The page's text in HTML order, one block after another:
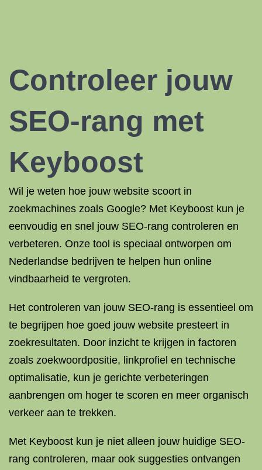
Controleer jouw
SEO-rang met
Keyboost
Wil je weten hoe jouw website scoort in
zoekmachines zoals Google? Met Keyboost kun je
eenvoudig en snel jouw SEO-rang controleren en
verbeteren. Onze tool is speciaal ontworpen om
Nederlandse bedrijven te helpen hun online
vindbaarheid te vergroten.
Het controleren van jouw SEO-rang is essentieel om
te begrijpen hoe goed jouw website presteert in
zoekresultaten. Door inzicht te krijgen in factoren
zoals zoekwoordpositie, linkprofiel en technische
optimalisatie, kun je gerichte verbeteringen
aanbrengen om hoger te scoren en meer organisch
verkeer aan te trekken.
Met Keyboost kun je niet alleen jouw huidige SEO-
rang controleren, maar ook suggesties ontvangen